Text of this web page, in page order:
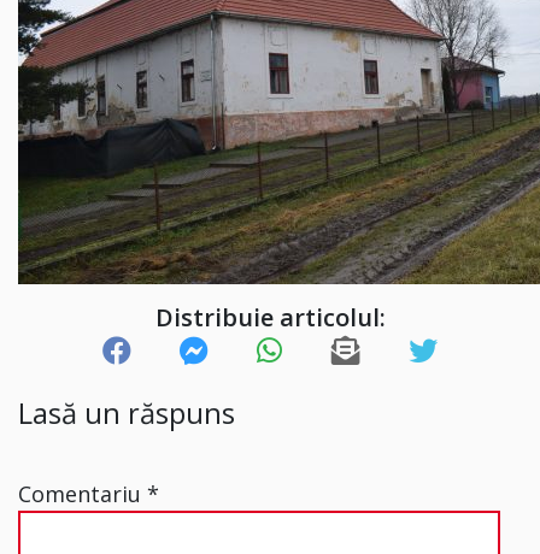
Distribuie articolul:
Lasă un răspuns
Comentariu *